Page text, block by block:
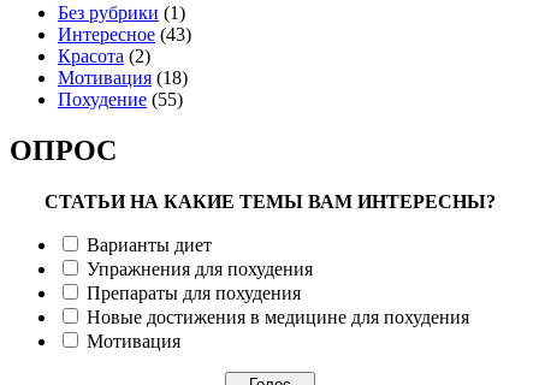
Без рубрики (1)
Интересное (43)
Красота (2)
Мотивация (18)
Похудение (55)
ОПРОС
СТАТЬИ НА КАКИЕ ТЕМЫ ВАМ ИНТЕРЕСНЫ?
Варианты диет
Упражнения для похудения
Препараты для похудения
Новые достижения в медицине для похудения
Мотивация